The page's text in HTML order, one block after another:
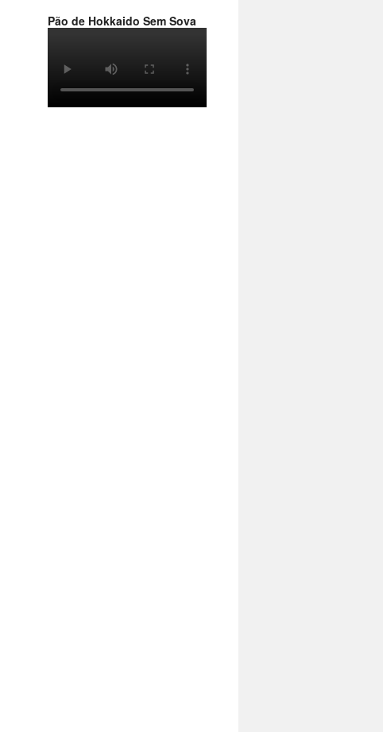
Pão de Hokkaido Sem Sova